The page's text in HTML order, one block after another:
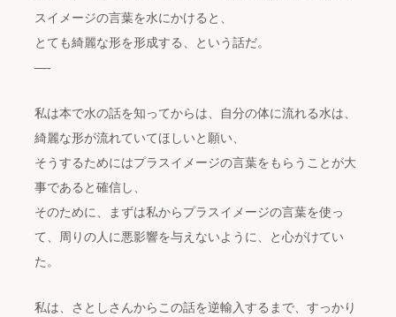
スイメージの言葉を水にかけると、
とても綺麗な形を形成する、という話だ。
—-
私は本で水の話を知ってからは、自分の体に流れる水は、
綺麗な形が流れていてほしいと願い、
そうするためにはプラスイメージの言葉をもらうことが大
事であると確信し、
そのために、まずは私からプラスイメージの言葉を使っ
て、周りの人に悪影響を与えないように、と心がけてい
た。
私は、さとしさんからこの話を逆輸入するまで、すっかり